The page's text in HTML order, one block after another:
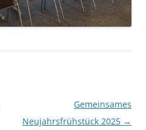
Gemeinsames
Neujahrsfrühstück 2025 →